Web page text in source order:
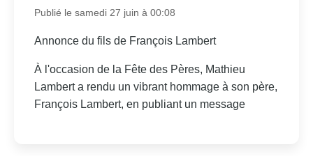
Publié le samedi 27 juin à 00:08
Annonce du fils de François Lambert
À l'occasion de la Fête des Pères, Mathieu
Lambert a rendu un vibrant hommage à son père,
François Lambert, en publiant un message